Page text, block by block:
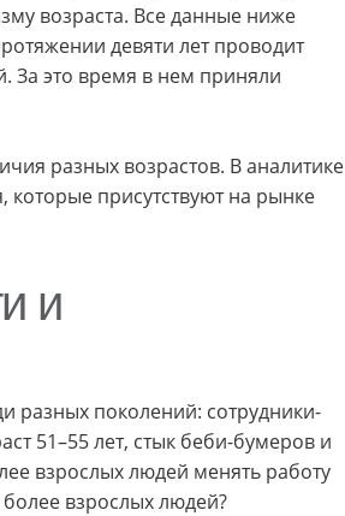
возраста. Все данные ниже
девяти лет проводит
За это время в нем приняли
разных возрастов. В аналитике
присутствуют на рынке
и
разных поколений: сотрудники-
51–55 лет, стык беби-бумеров и
взрослых людей менять работу
взрослых людей?